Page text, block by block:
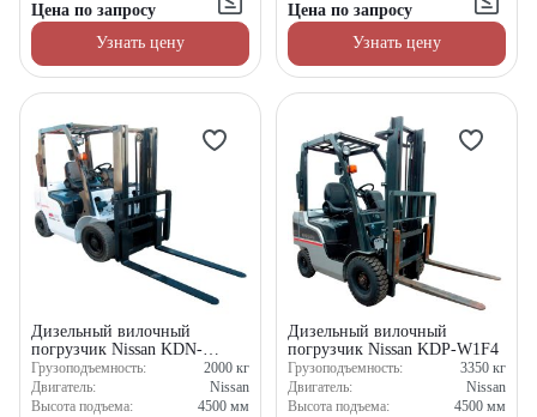
Цена по запросу
Узнать цену
Цена по запросу
Узнать цену
Дизельный вилочный
погрузчик Nissan KDN-
NY1F2
Грузоподъемность: 2000 кг
Двигатель:
Nissan
Высота подъема:
4500 мм
Дизельный вилочный
погрузчик Nissan KDP-W1F4
Грузоподъемность: 3350 кг
Двигатель:
Nissan
Высота подъема:
4500 мм